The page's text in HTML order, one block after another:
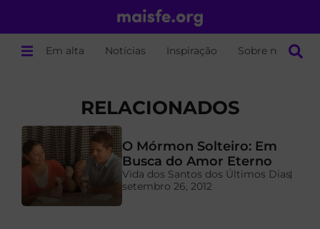
Em alta Notícias Inspiração Sobre nós
RELACIONADOS
O Mórmon Solteiro: Em
Busca do Amor Eterno
Vida dos Santos dos Últimos Dias
setembro 26, 2012